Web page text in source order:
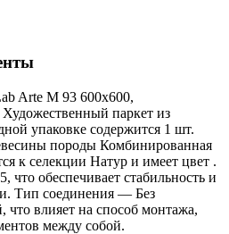
Arte М 93 600х600,
паркет из
упаковке содержится 1 шт.
породы Комбинированная
к селекции Натур и имеет цвет .
обеспечивает стабильность и
Тип соединения — Без
влияет на способ монтажа,
между собой.